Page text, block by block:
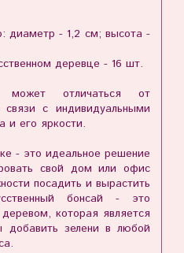
диаметр - 1,2 см; высота -
деревце - 16 шт.
отличаться от
с индивидуальными
и его яркости.
- это идеальное решение
свой дом или офис
посадить и вырастить
бонсай - это
которая является
зелени в любой